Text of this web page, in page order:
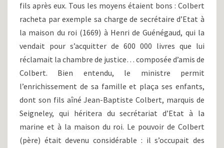
fils après eux. Tous les moyens étaient bons : Colbert
racheta par exemple sa charge de secrétaire d’Etat à
la maison du roi (1669) à Henri de Guénégaud, qui la
vendait pour s’acquitter de 600 000 livres que lui
réclamait la chambre de justice… composée d’amis de
Colbert. Bien entendu, le ministre permit
l’enrichissement de sa famille et plaça ses enfants,
dont son fils aîné Jean-Baptiste Colbert, marquis de
Seigneley, qui héritera du secrétariat d’Etat à la
marine et à la maison du roi. Le pouvoir de Colbert
(père) était devenu considérable : il s’occupait des